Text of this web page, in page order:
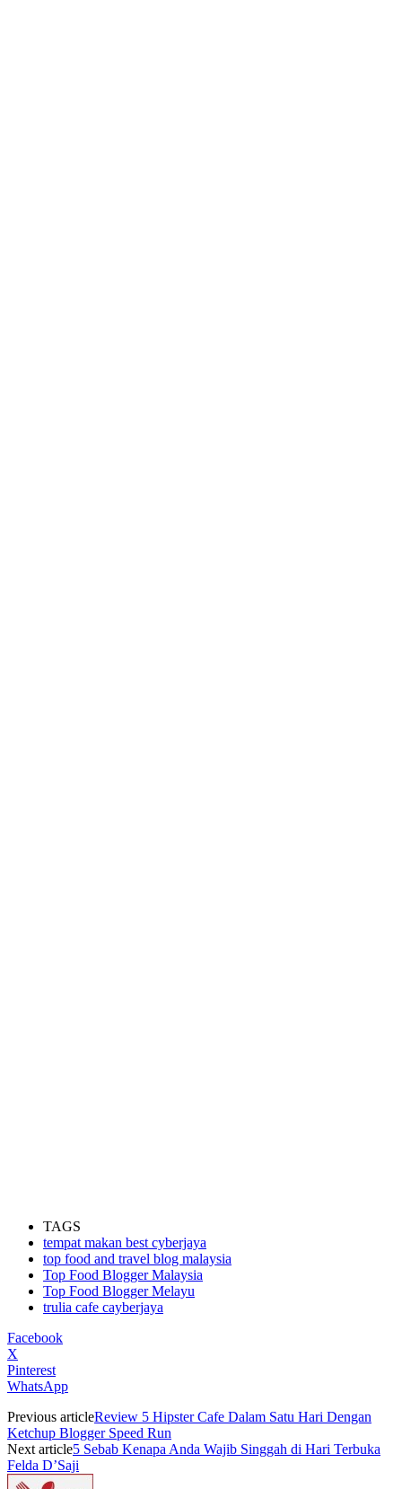
TAGS
tempat makan best cyberjaya
top food and travel blog malaysia
Top Food Blogger Malaysia
Top Food Blogger Melayu
trulia cafe cayberjaya
Facebook
X
Pinterest
WhatsApp
Previous articleReview 5 Hipster Cafe Dalam Satu Hari Dengan
Ketchup Blogger Speed Run
Next article5 Sebab Kenapa Anda Wajib Singgah di Hari Terbuka
Felda D’Saji